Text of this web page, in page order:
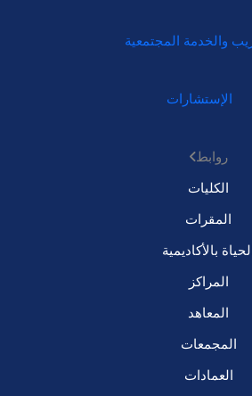
والخدمة المجتمعية
الإستشارات
روابط
الكليات
المقرات
بالأكاديمية
المراكز
المعاهد
المجمعات
العمادات